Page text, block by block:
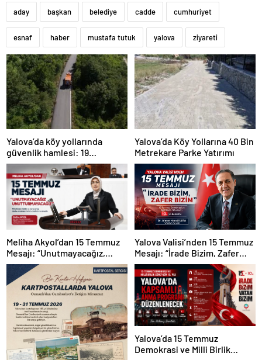
aday başkan belediye cadde cumhuriyet
esnaf haber mustafa tutuk yalova ziyareti
Yalova’da köy yollarında
güvenlik hamlesi: 19
kilometrelik çalışma hedefi
Yalova’da Köy Yollarına 40 Bin
Metrekare Parke Yatırımı
Meliha Akyol’dan 15 Temmuz
Mesajı: “Unutmayacağız,
Unutturmayacağız”
Yalova Valisi’nden 15 Temmuz
Mesajı: “İrade Bizim, Zafer
Bizim”
Yalova’da 15 Temmuz
Demokrasi ve Milli Birlik